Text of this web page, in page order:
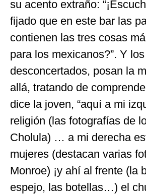
su acento extraño:
fijado que en este bar las
contienen las tres cosas
para los mexicanos?”. Y
desconcertados, posan la
allá, tratando de
dice la joven, “aquí a mi
religión (las fotografías de
Cholula) … a mi derecha
mujeres (destacan varias
Monroe) ¡y ahí al frente (la
espejo, las botellas…) el